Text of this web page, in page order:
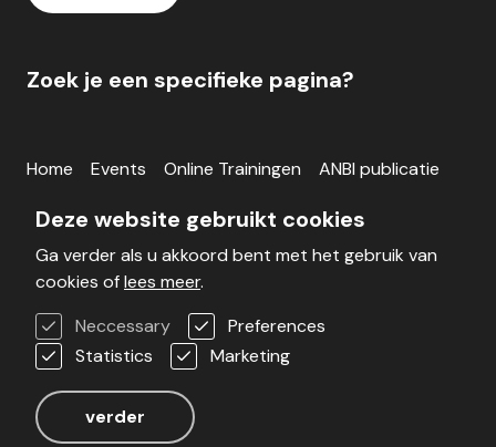
Zoek je een specifieke pagina?
Home Events Online Trainingen
ANBI publicatie
Inloggen
Blog
Werken bij
Veelgestelde vragen
Deze website gebruikt cookies
Ga verder als u akkoord bent met het gebruik van
cookies oflees meer.
Neccessary
Preferences
Statistics
Marketing
verder